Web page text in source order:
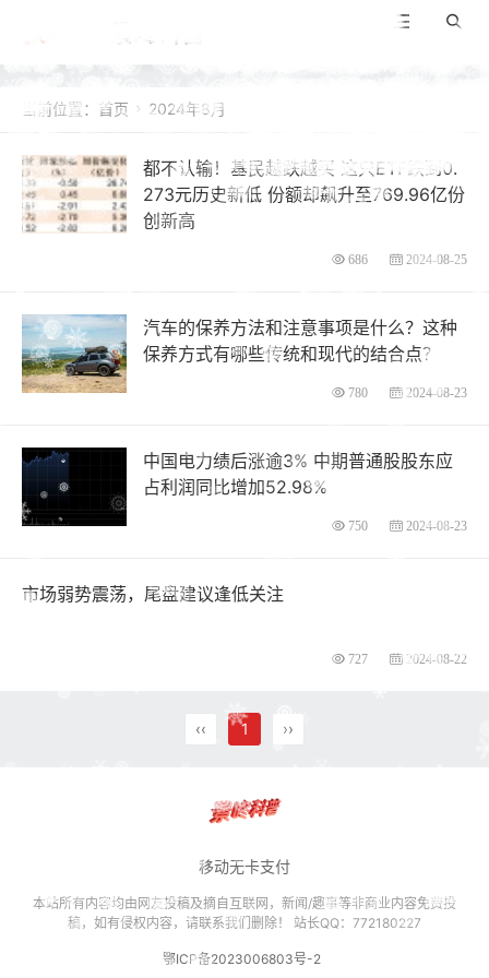
景咚科普
当前位置： 首页  2024年8月
都不认输！基民越跌越买 这只ETF跌到0.
273元历史新低 份额却飙升至769.96亿份
创新高
686 2024-08-25
汽车的保养方法和注意事项是什么？这种
保养方式有哪些传统和现代的结合点？
780 2024-08-23
中国电力绩后涨逾3% 中期普通股股东应
占利润同比增加52.98%
750 2024-08-23
市场弱势震荡，尾盘建议逢低关注
727 2024-08-22
‹‹ 1 ››
移动无卡支付
本站所有内容均由网友投稿及摘自互联网，新闻/趣事等非商业内容免费投
稿，如有侵权内容，请联系我们删除！ 站长QQ：772180227
鄂ICP备2023006803号-2